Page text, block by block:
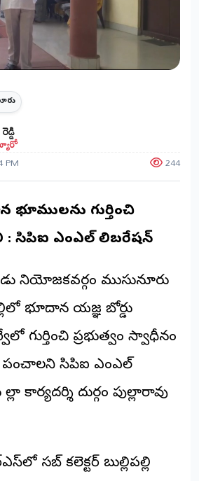
PM 244
భూములను గుర్తించి
: సిపిఐ ఎంఎల్ లిబరేషన్
నియోజకవర్గం ముసునూరు
భూదాన యజ్ఞ బోర్డు
గుర్తించి ప్రభుత్వం స్వాధీనం
పంచాలని సిపిఐ ఎంఎల్
కార్యదర్శి దుర్గం పుల్లారావు
సబ్ కలెక్టర్ బుల్లిపల్లి